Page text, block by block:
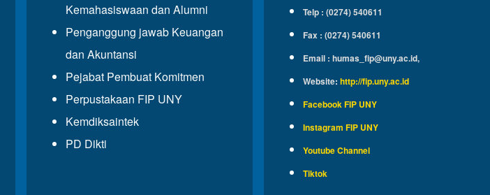
Kemahasiswaan dan Alumni
Penganggung jawab Keuangan
dan Akuntansi
Pejabat Pembuat Komitmen
Perpustakaan FIP UNY
Kemdiksaintek
PD Dikti
Telp : (0274) 540611
Fax : (0274) 540611
Email : humas_fip@uny.ac.id,
Website: http://fip.uny.ac.id
Facebook FIP UNY
Instagram FIP UNY
Youtube Channel
Tiktok